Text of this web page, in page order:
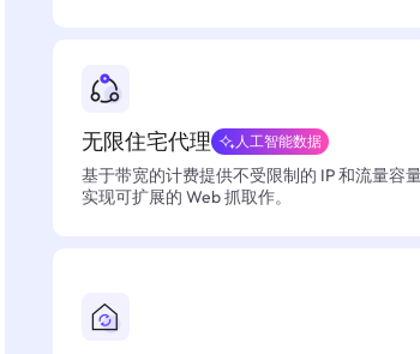
无限住宅代理 人工智能数据
基于带宽的计费提供不受限制的 IP 和流量容
实现可扩展的 Web 抓取作。